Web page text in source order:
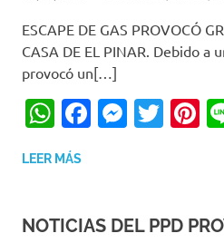
ESCAPE DE GAS PROVOCÓ
CASA DE EL PINAR. Debido a
provocó un[…]
WhatsApp
Facebook
LEER MÁS
NOTICIAS DEL PPD